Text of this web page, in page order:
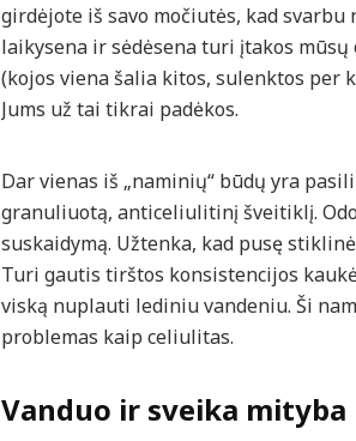
girdėjote iš savo močiutės, kad
laikysena ir sėdėsena turi įtakos
(kojos viena šalia kitos, sulenktos per
Jums už tai tikrai padėkos.
Dar vienas iš „naminių“ būdų yra
granuliuotą, anticeliulitinį šveitiklį.
suskaidymą. Užtenka, kad pusę
Turi gautis tirštos konsistencijos
viską nuplauti lediniu vandeniu. Ši
problemas kaip celiulitas.
Vanduo ir sveika